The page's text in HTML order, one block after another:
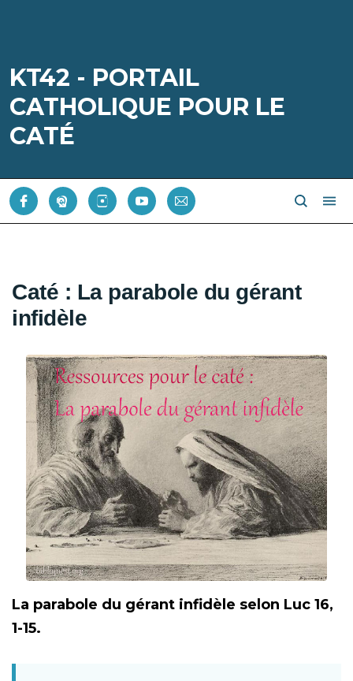
KT42 - PORTAIL
CATHOLIQUE POUR LE
CATÉ
Caté : La parabole du gérant
infidèle
La parabole du gérant infidèle selon Luc 16,
1-15.